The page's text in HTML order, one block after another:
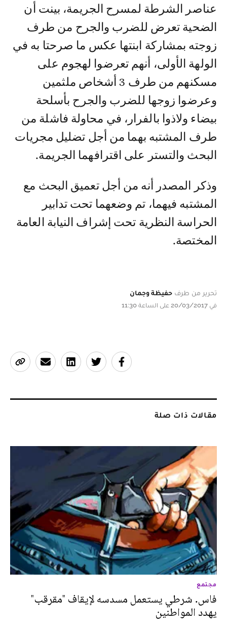
عناصر الشرطة لمسرح الجريمة، بينت أن
الضحية تعرض للضرب والجرح من طرف
زوجته بمشاركة ابنتها عكس ما صرحتا به في
الولهة الأولى، أنهم تعرضوا لهجوم على
مسكنهم من طرف 3 أشخاص ملثمين
وعرضوا زوجها للضرب والجرح بأسلحة
بيضاء ولاذوا بالفرار، في محاولة فاشلة من
طرف المشتبه بهما من أجل تضليل مجريات
البحث والتستر على اقترافهما الجريمة.
وذكر المصدر أنه من أجل تعميق البحث مع
المشتبه فيهما، تم وضعهما تحت تدابير
الحراسة النظرية تحت إشراف النيابة العامة
المختصة.
تحرير من طرف حفيظة وجمان
في 20/03/2017 على الساعة 11:30
مقالات ذات صلة
مجتمع
فاس. شرطي يستعمل مسدسه لإيقاف "مقرقب"
يهدد المواطنين